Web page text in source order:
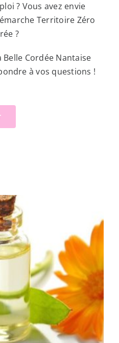
? Vous avez envie
Territoire Zéro
?
Cordée Nantaise
à vos questions !